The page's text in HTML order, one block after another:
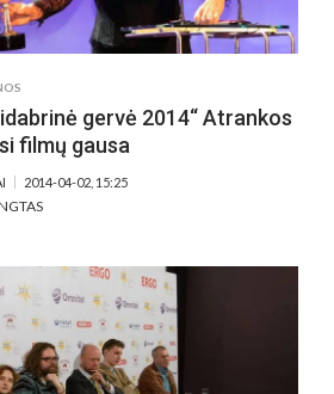
gervė 2014“ Atrankos
filmų gausa
2014-04-02, 15:25
ĮRAŠE
2014“
ATRANKOS
KOMISIJA
DŽIAUGIASI